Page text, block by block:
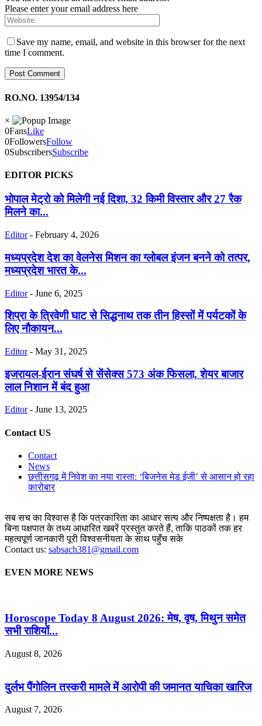
Please enter your email address here
Save my name, email, and website in this browser for the next
time I comment.
RO.NO. 13954/134
×
0FansLike
0FollowersFollow
0SubscribersSubscribe
EDITOR PICKS
भोपाल मेट्रो को मिलेगी नई दिशा, 32 किमी विस्तार और 27 रैक
मिलने का...
Editor - February 4, 2026
मध्यप्रदेश देश का वेलनेस मिशन का ग्लोबल इंजन बनने को तत्पर,
मध्यप्रदेश भारत के...
Editor - June 6, 2025
शिप्रा के त्रिवेणी घाट से सिद्धनाथ तक तीन हिस्सों में पर्यटकों के
लिए नौकायन...
Editor - May 31, 2025
इजरायल-ईरान संघर्ष से सेंसेक्स 573 अंक फिसला, शेयर बाजार
लाल निशान में बंद हुआ
Editor - June 13, 2025
Contact US
Contact
News
छत्तीसगढ़ में निवेश का नया रास्ता: ‘बिजनेस मेड ईजी’ से आसान हो रहा
कारोबार
सब सच का विश्वास है कि पत्रकारिता का आधार सत्य और निष्पक्षता है। हम
बिना पक्षपात के तथ्य आधारित खबरें प्रस्तुत करते हैं, ताकि पाठकों तक हर
महत्वपूर्ण जानकारी पूरी विश्वसनीयता के साथ पहुँच सके
Contact us: sabsach381@gmail.com
EVEN MORE NEWS
Horoscope Today 8 August 2026: मेष, वृष, मिथुन समेत
सभी राशियों...
August 8, 2026
दुर्लभ पैंगोलिन तस्करी मामले में आरोपी की जमानत याचिका खारिज
August 7, 2026